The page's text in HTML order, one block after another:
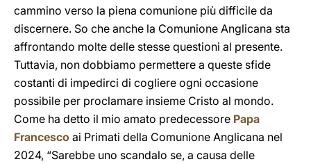
cammino verso la piena comunione più difficile da
discernere. So che anche la Comunione Anglicana sta
affrontando molte delle stesse questioni al presente.
Tuttavia, non dobbiamo permettere a queste sfide
costanti di impedirci di cogliere ogni occasione
possibile per proclamare insieme Cristo al mondo.
Come ha detto il mio amato predecessore Papa
Francesco ai Primati della Comunione Anglicana nel
2024, “Sarebbe uno scandalo se, a causa delle